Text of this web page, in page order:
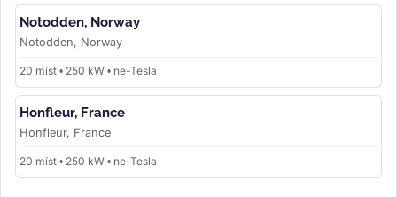
Notodden, Norway
Notodden, Norway
20 míst • 250 kW • ne-Tesla
Honfleur, France
Honfleur, France
20 míst • 250 kW • ne-Tesla